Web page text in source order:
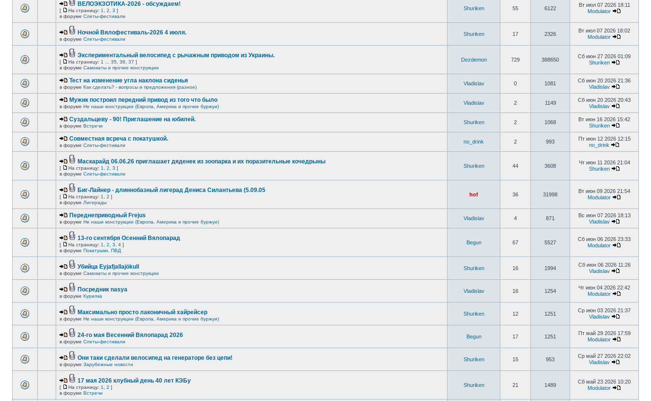
ВЕЛОЭКЗОТИКА-2026 - обсуждаем!
[ На страницу: 1 2 3 ]
в форуме Слеты-фестивали
Shuriken 55 6122
Вт июл 07 2026 18:11
Modulator
Ночной Вялофестиваль-2026 4 июля.
в форуме Слеты-фестивали
Shuriken 17 2326
Вт июл 07 2026 18:02
Modulator
Экспериментальный велосипед с рычажным приводом из Украины.
[ На страницу: 1 35 36 37 ]
в форуме Самокаты и прочие конструкции
Dezdemon 729 388650
Сб июн 27 2026 01:09
Shuriken
Тест на изменение угла наклона сиденья
в форуме Как сделать? - вопросы и предложения (разное)
Vladislav 0 1081
Сб июн 20 2026 21:36
Vladislav
Мужик построил передний привод из того что было
в форуме Не наши конструкции (Европа, Америка и прочие буржуи)
Vladislav 2 1149
Сб июн 20 2026 20:43
Vladislav
Суздальцеву - 90! Приглашение на юбилей.
в форуме Встречи
Shuriken 2 1068
Вт июн 16 2026 15:42
Shuriken
Совместная всреча с покатушкой.
в форуме Слеты-фестивали
no_drink 2 993
Пт июн 12 2026 12:15
no_drink
Маскарайд 06.06.26 приглашает дяденек из зоопарка и их поразительные кочедрыны
[ На страницу: 1 2 3 ]
в форуме Слеты-фестивали
Shuriken 44 3608
Чт июн 11 2026 21:04
Shuriken
Биг-Лайнер - длиннобазный лигерад Дениса Силантьева (5.09.05
[ На страницу: 1 2 ]
в форуме Лигерады
hof 36 31998
Вт июн 09 2026 21:54
Modulator
Переднеприводный Frejus
в форуме Не наши конструкции (Европа, Америка и прочие буржуи)
Vladislav 4 871
Вс июн 07 2026 18:13
Vladislav
13-го сентября Осенний Вялопарад
[ На страницу: 1 2 3 4 ]
в форуме Покатушки, ПВД
Begun 67 5527
Сб июн 06 2026 23:33
Modulator
Убийца Eyjafjallajökull
в форуме Самокаты и прочие конструкции
Shuriken 16 1994
Сб июн 06 2026 11:26
Vladislav
Посредник nasya
в форуме Курилка
Vladislav 16 1254
Чт июн 04 2026 22:42
Modulator
Максимально просто лаконичный хайрейсер
в форуме Не наши конструкции (Европа, Америка и прочие буржуи)
Shuriken 12 1251
Ср июн 03 2026 21:37
Vladislav
24-го мая Весенний Вялопарад 2026
в форуме Слеты-фестивали
Begun 17 1251
Пт май 29 2026 17:59
Modulator
Они таки сделали велосипед на генераторе без цепи!
в форуме Зарубежные новости
Shuriken 15 953
Ср май 27 2026 22:02
Vladislav
17 мая 2026 клубный день 40 лет КЭБу
[ На страницу: 1 2 ]
в форуме Встречи
Shuriken 21 1489
Сб май 23 2026 10:20
Modulator